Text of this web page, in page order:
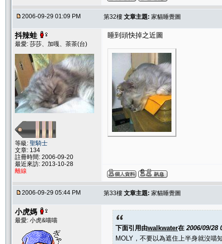
2006-09-29 01:09 PM 第32樓 文章主題: 家貓睡覺圖
抖辣蛙
最愛: 莎莎、加嘎、茶茶(台)
等級: 聖騎士
文章: 134
註冊時間: 2006-09-20
最近來訪: 2013-10-28
離線
睡到頭快掉之近圖
2006-09-29 05:44 PM 第33樓 文章主題: 家貓睡覺圖
小虎媽
最愛: 小虎&喵喵
下面引用由walkwater在 2006/09/28
MOLY，不要以為遮住上半身就沒喵